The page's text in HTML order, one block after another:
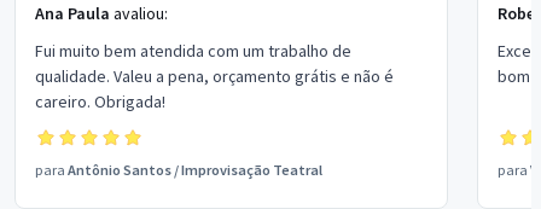
Ana Paula avaliou:
Fui muito bem atendida com um trabalho de
qualidade. Valeu a pena, orçamento grátis e não é
careiro. Obrigada!
para Antônio Santos /Improvisação Teatral
bom
para